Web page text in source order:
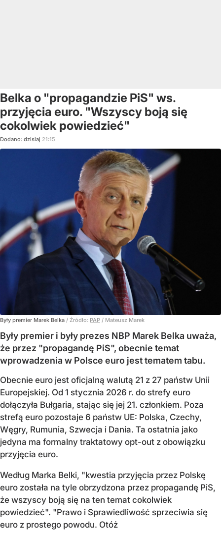
Belka o "propagandzie PiS" ws.
przyjęcia euro. "Wszyscy boją się
cokolwiek powiedzieć"
Dodano: dzisiaj 21:15
Były premier Marek Belka / Źródło: PAP / Mateusz Marek
Były premier i były prezes NBP Marek Belka uważa,
że przez "propagandę PiS", obecnie temat
wprowadzenia w Polsce euro jest tematem tabu.
Obecnie euro jest oficjalną walutą 21 z 27 państw Unii
Europejskiej. Od 1 stycznia 2026 r. do strefy euro
dołączyła Bułgaria, stając się jej 21. członkiem. Poza
strefą euro pozostaje 6 państw UE: Polska, Czechy,
Węgry, Rumunia, Szwecja i Dania. Ta ostatnia jako
jedyna ma formalny traktatowy opt-out z obowiązku
przyjęcia euro.
Według Marka Belki, "kwestia przyjęcia przez Polskę
euro została na tyle obrzydzona przez propagandę PiS,
że wszyscy boją się na ten temat cokolwiek
powiedzieć". "Prawo i Sprawiedliwość sprzeciwia się
euro z prostego powodu. Otóż